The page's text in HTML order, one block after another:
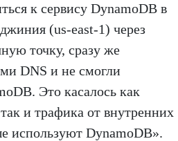
к сервису DynamoDB в
(us-east-1) через
точку, сразу же
DNS и не смогли
Это касалось как
и трафика от внутренних
используют DynamoDB».